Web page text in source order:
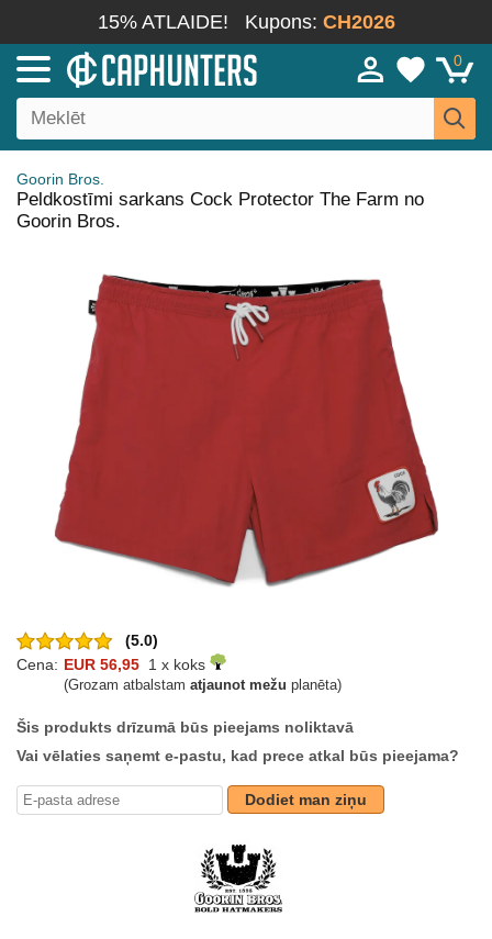
15% ATLAIDE! Kupons: CH2026
0
Goorin Bros.
Peldkostīmi sarkans Cock Protector The Farm no
Goorin Bros.
(5.0)
Cena: EUR 56,95 1 x koks
(Grozam atbalstam atjaunot mežu planēta)
Šis produkts drīzumā būs pieejams noliktavā
Vai vēlaties saņemt e-pastu, kad prece atkal būs pieejama?
Dodiet man ziņu